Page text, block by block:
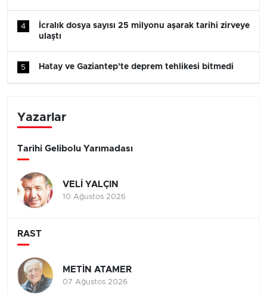
4
İcralık dosya sayısı 25 milyonu aşarak tarihi zirveye
ulaştı
5 Hatay ve Gaziantep’te deprem tehlikesi bitmedi
Yazarlar
Tarihi Gelibolu Yarımadası
VELİ YALÇIN
10 Ağustos 2026
RAST
METİN ATAMER
07 Ağustos 2026